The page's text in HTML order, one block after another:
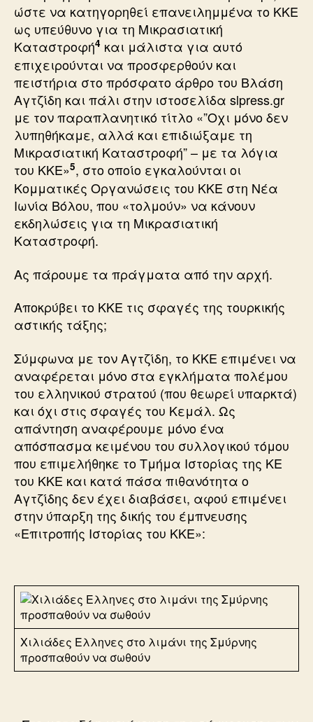
ώστε να κατηγορηθεί επανειλημμένα το ΚΚΕ
ως υπεύθυνο για τη Μικρασιατική
Καταστροφή4 και μάλιστα για αυτό
επιχειρούνται να προσφερθούν και
πειστήρια στο πρόσφατο άρθρο του Βλάση
Αγτζίδη και πάλι στην ιστοσελίδα slpress.gr
με τον παραπλανητικό τίτλο «”Οχι μόνο δεν
λυπηθήκαμε, αλλά και επιδιώξαμε τη
Μικρασιατική Καταστροφή” – με τα λόγια
του ΚΚΕ»5, στο οποίο εγκαλούνται οι
Κομματικές Οργανώσεις του ΚΚΕ στη Νέα
Ιωνία Βόλου, που «τολμούν» να κάνουν
εκδηλώσεις για τη Μικρασιατική
Καταστροφή.
Ας πάρουμε τα πράγματα από την αρχή.
Αποκρύβει το ΚΚΕ τις σφαγές της τουρκικής
αστικής τάξης;
Σύμφωνα με τον Αγτζίδη, το ΚΚΕ επιμένει να
αναφέρεται μόνο στα εγκλήματα πολέμου
του ελληνικού στρατού (που θεωρεί υπαρκτά)
και όχι στις σφαγές του Κεμάλ. Ως
απάντηση αναφέρουμε μόνο ένα
απόσπασμα κειμένου του συλλογικού τόμου
που επιμελήθηκε το Τμήμα Ιστορίας της ΚΕ
του ΚΚΕ και κατά πάσα πιθανότητα ο
Αγτζίδης δεν έχει διαβάσει, αφού επιμένει
στην ύπαρξη της δικής του έμπνευσης
«Επιτροπής Ιστορίας του ΚΚΕ»:
Χιλιάδες Ελληνες στο λιμάνι της Σμύρνης
προσπαθούν να σωθούν